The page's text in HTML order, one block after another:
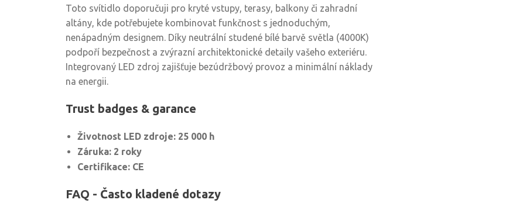
Toto svítidlo doporučuji pro kryté vstupy, terasy, balkony či zahradní
altány, kde potřebujete kombinovat funkčnost s jednoduchým,
nenápadným designem. Díky neutrální studené bílé barvě světla (4000K)
podpoří bezpečnost a zvýrazní architektonické detaily vašeho exteriéru.
Integrovaný LED zdroj zajišťuje bezúdržbový provoz a minimální náklady
na energii.
Trust badges & garance
Životnost LED zdroje: 25 000 h
Záruka: 2 roky
Certifikace: CE
FAQ - Často kladené dotazy